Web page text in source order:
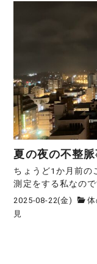
夏の夜の不整
ちょうど1か月前の
測定をする私なの
2025-08-22(金)
見